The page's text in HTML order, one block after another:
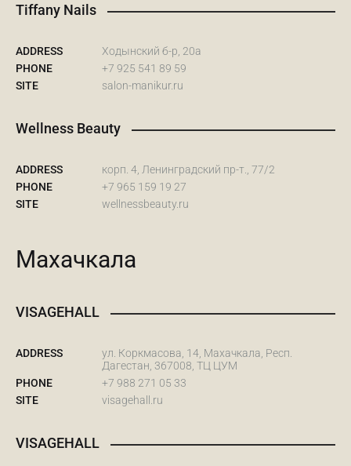
Tiffany Nails
ADDRESS
Ходынский б-р, 20а
PHONE
+7 925 541 89 59
SITE
salon-manikur.ru
Wellness Beauty
ADDRESS
корп. 4, Ленинградский пр-т., 77/2
PHONE
+7 965 159 19 27
SITE
wellnessbeauty.ru
Махачкала
VISAGEHALL
ADDRESS
ул. Коркмасова, 14, Махачкала, Респ.
Дагестан, 367008, ТЦ ЦУМ
PHONE
+7 988 271 05 33
SITE
visagehall.ru
VISAGEHALL